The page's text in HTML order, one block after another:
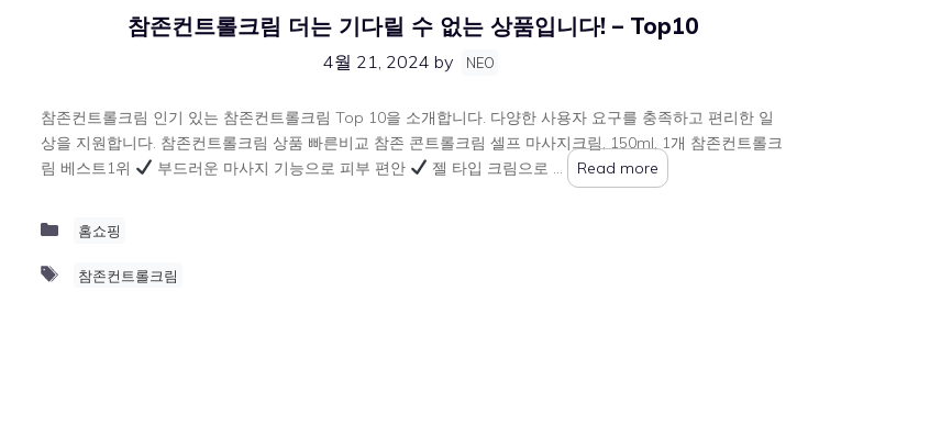
참존컨트롤크림 더는 기다릴 수 없는 상품입니다! – Top10
4월 21, 2024 by NEO
참존컨트롤크림 인기 있는 참존컨트롤크림 Top 10을 소개합니다. 다양한 사용자 요구를 충족하고 편리한 일
상을 지원합니다. 참존컨트롤크림 상품 빠른비교 참존 콘트롤크림 셀프 마사지크림, 150ml, 1개 참존컨트롤크
림 베스트1위
부드러운 마사지 기능으로 피부 편안 젤 타입 크림으로 … Read more
Categories
홈쇼핑
Tags
참존컨트롤크림